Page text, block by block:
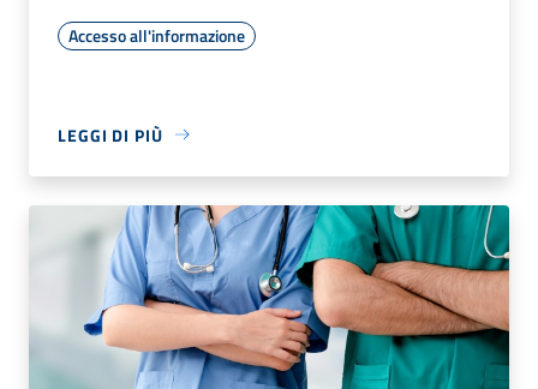
Accesso all'informazione
LEGGI DI PIÙ